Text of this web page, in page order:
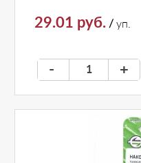
29.01 руб. / уп.
- +